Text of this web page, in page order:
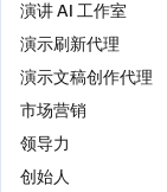
演讲 AI 工作室
演示刷新代理
演示文稿创作代理
市场营销
领导力
创始人